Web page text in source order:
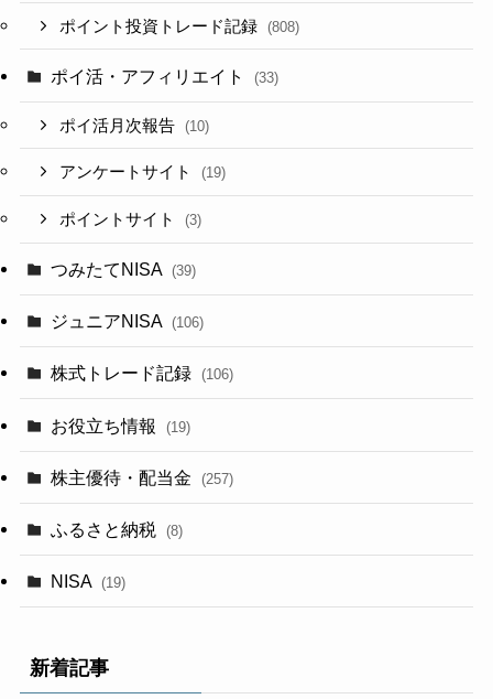
ポイント投資トレード記録 (808)
ポイ活・アフィリエイト (33)
ポイ活月次報告 (10)
アンケートサイト (19)
ポイントサイト (3)
つみたてNISA (39)
ジュニアNISA (106)
株式トレード記録 (106)
お役立ち情報 (19)
株主優待・配当金 (257)
ふるさと納税 (8)
NISA (19)
新着記事